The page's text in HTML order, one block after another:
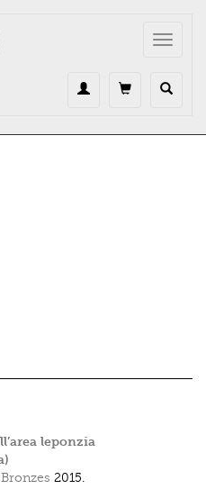
Toggle
leponzia
2015.